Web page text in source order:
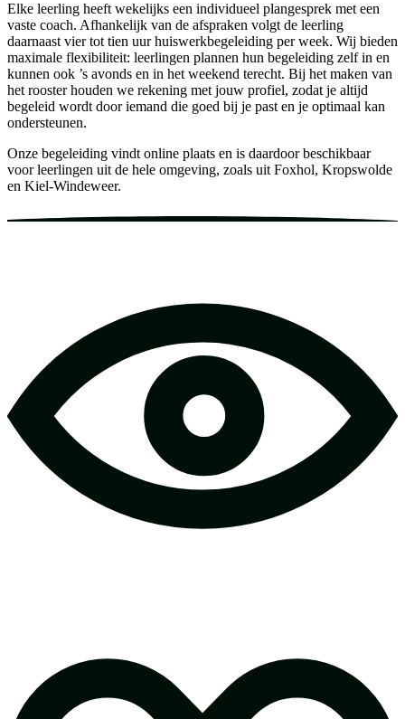
Elke leerling heeft wekelijks een individueel plangesprek met een
vaste coach. Afhankelijk van de afspraken volgt de leerling
daarnaast vier tot tien uur huiswerkbegeleiding per week. Wij bieden
maximale flexibiliteit: leerlingen plannen hun begeleiding zelf in en
kunnen ook ’s avonds en in het weekend terecht. Bij het maken van
het rooster houden we rekening met jouw profiel, zodat je altijd
begeleid wordt door iemand die goed bij je past en je optimaal kan
ondersteunen.
Onze begeleiding vindt online plaats en is daardoor beschikbaar
voor leerlingen uit de hele omgeving, zoals uit Foxhol, Kropswolde
en Kiel-Windeweer.